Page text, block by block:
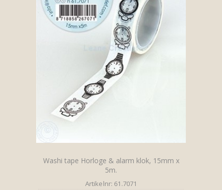
Washi tape Horloge & alarm klok, 15mm x
5m.
Artikelnr: 61.7071